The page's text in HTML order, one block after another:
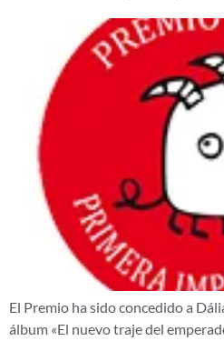
El Premio ha sido concedido a
álbum «El nuevo traje del